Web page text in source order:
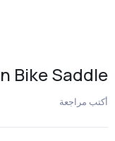
Bike Saddle
أكتب مراجعة